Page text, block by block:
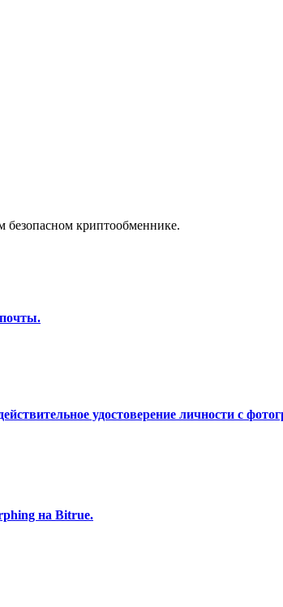
безопасном криптообменнике.
удостоверение личности с
на Bitrue.